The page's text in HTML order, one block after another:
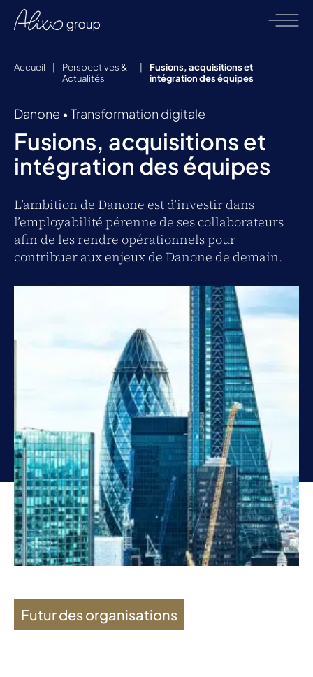
Accueil
Perspectives &
Actualités
Fusions, acquisitions et
intégration des équipes
Danone • Transformation digitale
Fusions, acquisitions et
intégration des équipes
L’ambition de Danone est d’investir dans
l’employabilité pérenne de ses collaborateurs
afin de les rendre opérationnels pour
contribuer aux enjeux de Danone de demain.
Futur des organisations